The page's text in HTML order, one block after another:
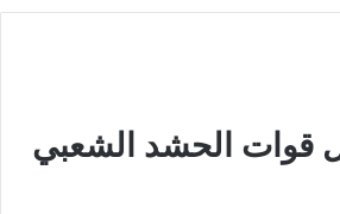
قوات الحشد الشعبي